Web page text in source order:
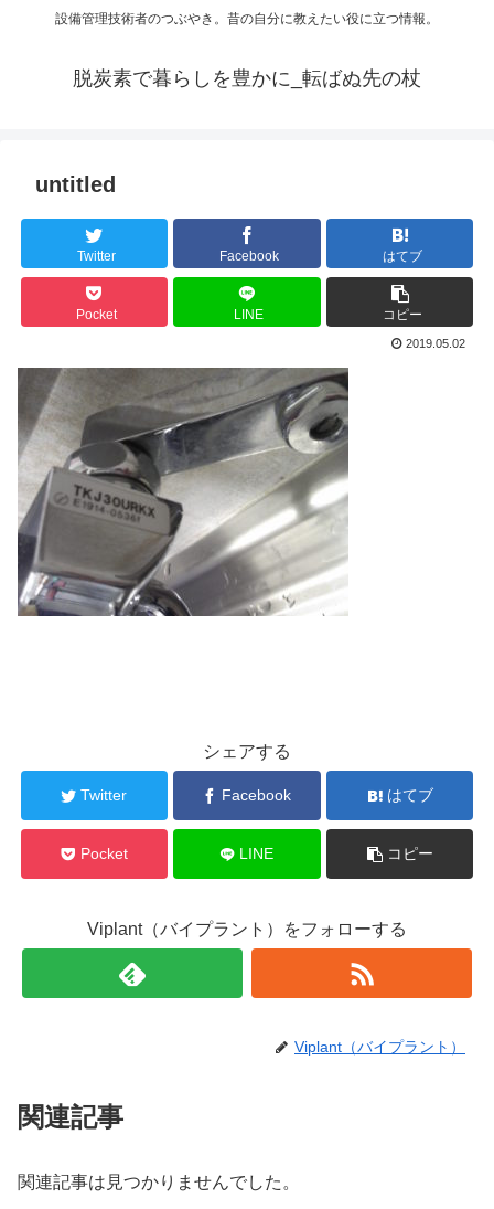
設備管理技術者のつぶやき。昔の自分に教えたい役に立つ情報。
脱炭素で暮らしを豊かに_転ばぬ先の杖
untitled
Twitter Facebook はてブ
Pocket LINE コピー
2019.05.02
シェアする
Twitter Facebook はてブ
Pocket LINE コピー
Viplant（バイプラント）をフォローする
Viplant（バイプラント）
関連記事
関連記事は見つかりませんでした。